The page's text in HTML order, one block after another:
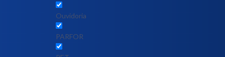
Ouvidoria
PARFOR